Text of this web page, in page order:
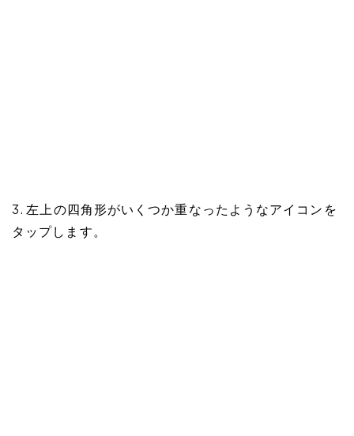
3. 左上の四角形がいくつか重なったようなアイコンを
タップします。